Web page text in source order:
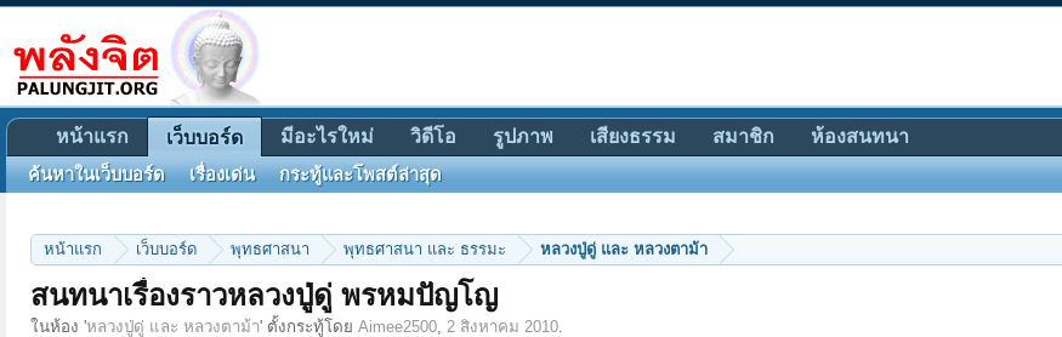
หน้าแรก เว็บบอร์ด พุทธศาสนา พุทธศาสนา และ ธรรมะ หลวงปู่ดู่ และ หลวงตาม้า
สนทนาเรื่องราวหลวงปู่ดู่ พรหมปัญโญ
ในห้อง 'หลวงปู่ดู่ และ หลวงตาม้า' ตั้งกระทู้โดย Aimee2500, 2 สิงหาคม 2010.
หน้าแรก เว็บบอร์ด
ค้นหาในเว็บบอร์ด เรื่องเด่น กระทู้และโพสต์ล่าสุด
มีอะไรใหม่ วิดีโอ รูปภาพ เสียงธรรม สมาชิก ห้องสนทนา